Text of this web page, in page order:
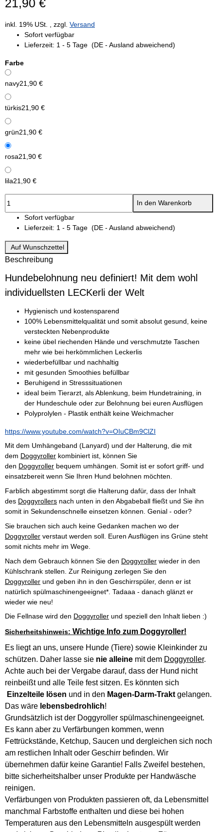
inkl. 19% USt. , zzgl. Versand
Sofort verfügbar
Lieferzeit: 1 - 5 Tage (DE - Ausland abweichend)
Farbe
navy21,90 €
türkis21,90 €
grün21,90 €
rosa21,90 €
lila21,90 €
In den Warenkorb
Sofort verfügbar
Lieferzeit: 1 - 5 Tage (DE - Ausland abweichend)
Auf Wunschzettel
Beschreibung
Hundebelohnung neu definiert! Mit dem wohl
individuellsten LECKerli der Welt
Hygienisch und kostensparend
100% Lebensmittelqualität und somit absolut gesund, keine
versteckten Nebenprodukte
keine übel riechenden Hände und verschmutzte Taschen
mehr wie bei herkömmlichen Leckerlis
wiederbefüllbar und nachhaltig
mit gesunden Smoothies befüllbar
Beruhigend in Stresssituationen
ideal beim Tierarzt, als Ablenkung, beim Hundetraining, in
der Hundeschule oder zur Belohnung bei euren Ausflügen
Polyprolylen - Plastik enthält keine Weichmacher
https://www.youtube.com/watch?v=OIuCBm9ClZI
Mit dem Umhängeband (Lanyard) und der Halterung, die mit
dem Doggyroller kombiniert ist, können Sie
den Doggyroller bequem umhängen. Somit ist er sofort griff- und
einsatzbereit wenn Sie Ihren Hund belohnen möchten.
Farblich abgestimmt sorgt die Halterung dafür, dass der Inhalt
des Doggyrollers nach unten in den Abgabeball fließt und Sie ihn
somit in Sekundenschnelle einsetzen können. Genial - oder?
Sie brauchen sich auch keine Gedanken machen wo der
Doggyroller verstaut werden soll. Euren Ausflügen ins Grüne steht
somit nichts mehr im Wege.
Nach dem Gebrauch können Sie den Doggyroller wieder in den
Kühlschrank stellen. Zur Reinigung zerlegen Sie den
Doggyroller und geben ihn in den Geschirrspüler, denn er ist
natürlich spülmaschinengeeignet*. Tadaaa - danach glänzt er
wieder wie neu!
Die Fellnase wird den Doggyroller und speziell den Inhalt lieben :)
Sicherheitshinweis: Wichtige Info zum Doggyroller!
Es liegt an uns, unsere Hunde (Tiere) sowie Kleinkinder zu
schützen. Daher lasse sie nie alleine mit dem Doggyroller.
Achte auch bei der Vergabe darauf, dass der Hund nicht
reinbeißt und alle Teile fest sitzen. Es könnten sich
Einzelteile lösen und in den Magen-Darm-Trakt gelangen.
Das wäre lebensbedrohlich!
Grundsätzlich ist der Doggyroller spülmaschinengeeignet.
Es kann aber zu Verfärbungen kommen, wenn
Fettrückstände, Ketchup, Saucen und dergleichen sich noch
am restlichen Inhalt oder Geschirr befinden. Wir
übernehmen dafür keine Garantie! Falls Zweifel bestehen,
bitte sicherheitshalber unser Produkte per Handwäsche
reinigen.
Verfärbungen von Produkten passieren oft, da Lebensmittel
manchmal Farbstoffe enthalten und diese bei hohen
Temperaturen aus den Lebensmitteln ausgespült werden